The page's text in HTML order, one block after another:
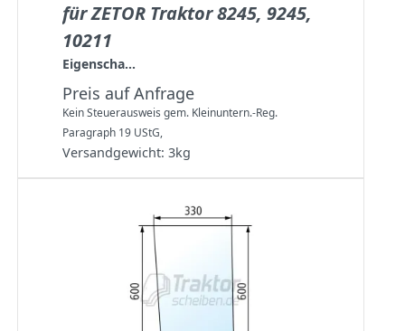
für ZETOR Traktor 8245, 9245,
10211
Eigenscha...
Preis auf Anfrage
Kein Steuerausweis gem. Kleinuntern.-Reg.
Paragraph 19 UStG,
Versandgewicht: 3kg